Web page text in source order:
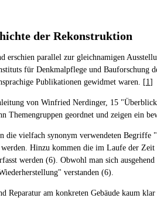
der Rekonstruktion
erschien parallel zur gleichnamigen
für Denkmalpflege und
Publikationen gewidmet waren. [1 ]
von Winfried Nerdinger, 15
geordnet und zeigen ein
die vielfach synonym verwendeten
Hinzu kommen die im Laufe der
werden (6). Obwohl man sich
verstanden (6).
am konkreten Gebäude kaum